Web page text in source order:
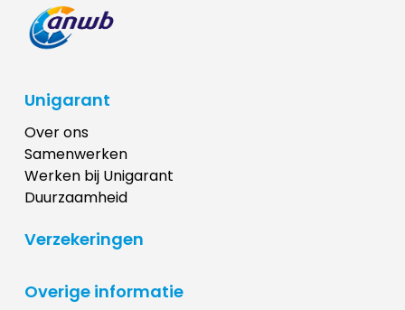
Unigarant
Over ons
Samenwerken
Werken bij Unigarant
Duurzaamheid
Verzekeringen
Overige informatie